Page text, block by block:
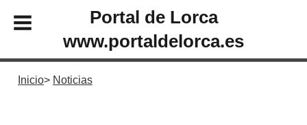
Portal de Lorca
www.portaldelorca.es
Inicio Noticias